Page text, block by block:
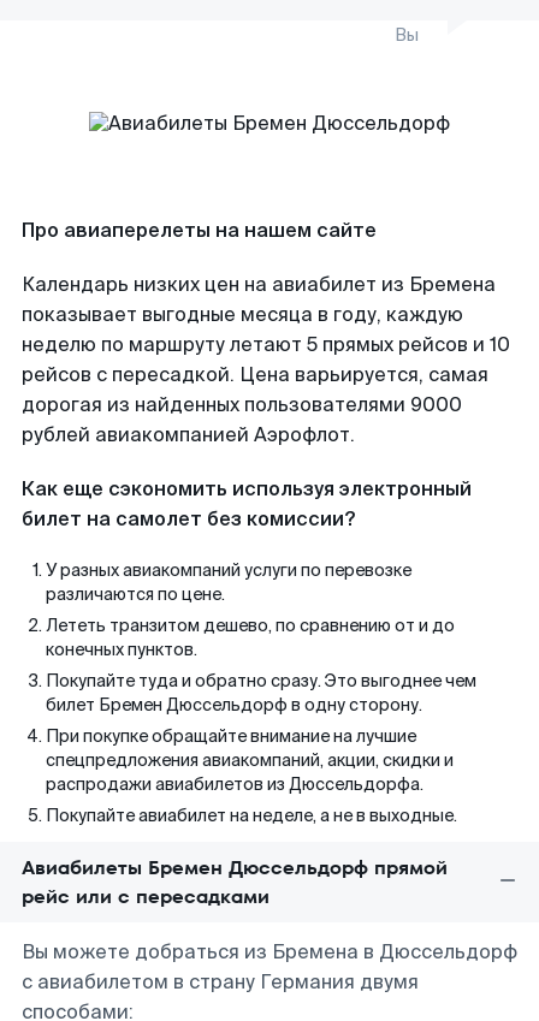
Вы
Про авиаперелеты на нашем сайте
Календарь низких цен на авиабилет из Бремена
показывает выгодные месяца в году, каждую
неделю по маршруту летают 5 прямых рейсов и 10
рейсов с пересадкой. Цена варьируется, самая
дорогая из найденных пользователями 9000
рублей авиакомпанией Аэрофлот.
Как еще сэкономить используя электронный
билет на самолет без комиссии?
У разных авиакомпаний услуги по перевозке
различаются по цене.
Лететь транзитом дешево, по сравнению от и до
конечных пунктов.
Покупайте туда и обратно сразу. Это выгоднее чем
билет Бремен Дюссельдорф в одну сторону.
При покупке обращайте внимание на лучшие
спецпредложения авиакомпаний, акции, скидки и
распродажи авиабилетов из Дюссельдорфа.
Покупайте авиабилет на неделе, а не в выходные.
Авиабилеты Бремен Дюссельдорф прямой
рейс или с пересадками
Вы можете добраться из Бремена в Дюссельдорф
с авиабилетом в страну Германия двумя
способами: